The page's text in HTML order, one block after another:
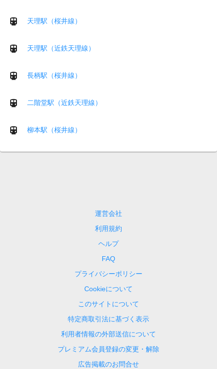
天理駅（桜井線）
天理駅（近鉄天理線）
長柄駅（桜井線）
二階堂駅（近鉄天理線）
柳本駅（桜井線）
運営会社
利用規約
ヘルプ
FAQ
プライバシーポリシー
Cookieについて
このサイトについて
特定商取引法に基づく表示
利用者情報の外部送信について
プレミアム会員登録の変更・解除
広告掲載のお問合せ